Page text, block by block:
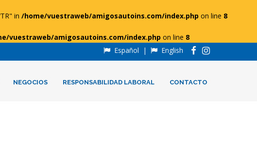
in /home/vuestraweb/amigosautoins.com/index.php on line 8
vuestraweb/amigosautoins.com/index.php on line 8
Español | English
NEGOCIOS RESPONSABILIDAD LABORAL CONTACTO